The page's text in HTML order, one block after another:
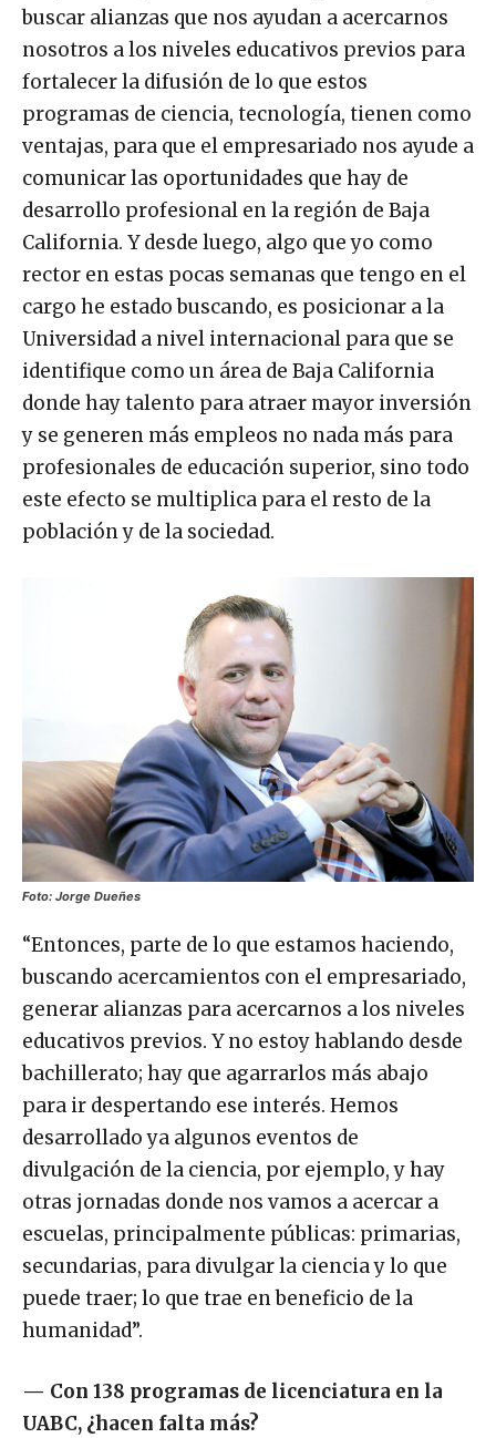
buscar alianzas que nos ayudan a acercarnos
nosotros a los niveles educativos previos para
fortalecer la difusión de lo que estos
programas de ciencia, tecnología, tienen como
ventajas, para que el empresariado nos ayude a
comunicar las oportunidades que hay de
desarrollo profesional en la región de Baja
California. Y desde luego, algo que yo como
rector en estas pocas semanas que tengo en el
cargo he estado buscando, es posicionar a la
Universidad a nivel internacional para que se
identifique como un área de Baja California
donde hay talento para atraer mayor inversión
y se generen más empleos no nada más para
profesionales de educación superior, sino todo
este efecto se multiplica para el resto de la
población y de la sociedad.
Foto: Jorge Dueñes
“Entonces, parte de lo que estamos haciendo,
buscando acercamientos con el empresariado,
generar alianzas para acercarnos a los niveles
educativos previos. Y no estoy hablando desde
bachillerato; hay que agarrarlos más abajo
para ir despertando ese interés. Hemos
desarrollado ya algunos eventos de
divulgación de la ciencia, por ejemplo, y hay
otras jornadas donde nos vamos a acercar a
escuelas, principalmente públicas: primarias,
secundarias, para divulgar la ciencia y lo que
puede traer; lo que trae en beneficio de la
humanidad”.
— Con 138 programas de licenciatura en la
UABC, ¿hacen falta más?